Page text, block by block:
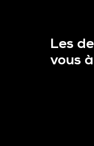
Les
vous